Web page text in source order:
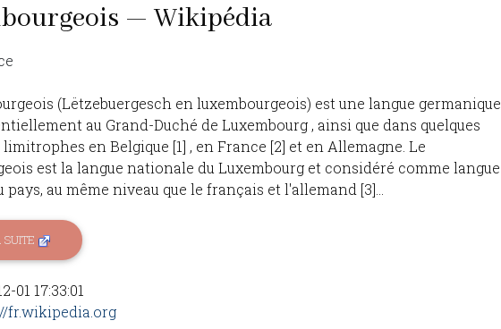
— Wikipédia
(Lëtzebuergesch en luxembourgeois) est une langue germanique
au Grand-Duché de Luxembourg , ainsi que dans quelques
en Belgique [1] , en France [2] et en Allemagne. Le
est la langue nationale du Luxembourg et considéré comme langue
au même niveau que le français et l'allemand [3]...
01 17:33:01
fr.wikipedia.org